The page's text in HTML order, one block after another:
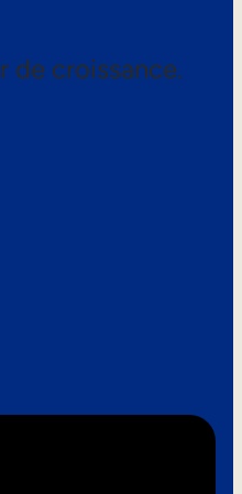
de croissance.